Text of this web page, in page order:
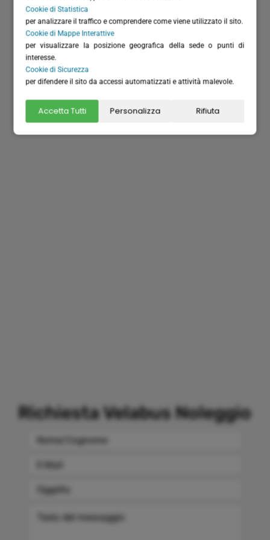
Cookie di Statistica
per analizzare il traffico e comprendere come viene utilizzato il sito.
Cookie di Mappe Interattive
per visualizzare la posizione geografica della sede o punti di
interesse.
Cookie di Sicurezza
per difendere il sito da accessi automatizzati e attività malevole.
Accetta Tutti Personalizza Rifiuta
Dove siamo
Richiesta Velabus Noleggio